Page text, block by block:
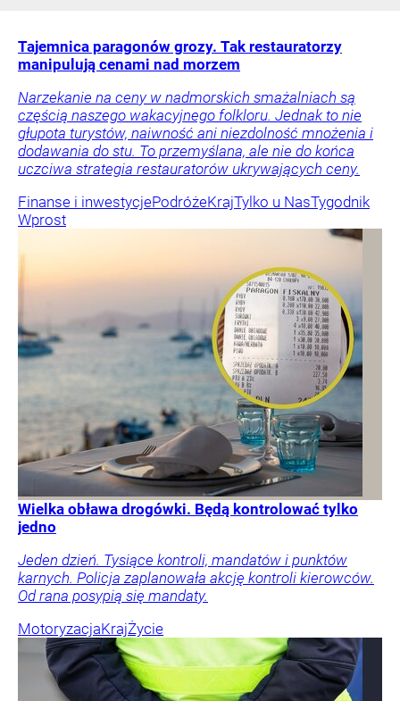
Tajemnica paragonów grozy. Tak restauratorzy
manipulują cenami nad morzem
Narzekanie na ceny w nadmorskich smażalniach są
częścią naszego wakacyjnego folkloru. Jednak to nie
głupota turystów, naiwność ani niezdolność mnożenia i
dodawania do stu. To przemyślana, ale nie do końca
uczciwa strategia restauratorów ukrywających ceny.
Finanse i inwestycjePodróżeKrajTylko u NasTygodnik
Wprost
Wielka obława drogówki. Będą kontrolować tylko
jedno
Jeden dzień. Tysiące kontroli, mandatów i punktów
karnych. Policja zaplanowała akcję kontroli kierowców.
Od rana posypią się mandaty.
MotoryzacjaKrajŻycie